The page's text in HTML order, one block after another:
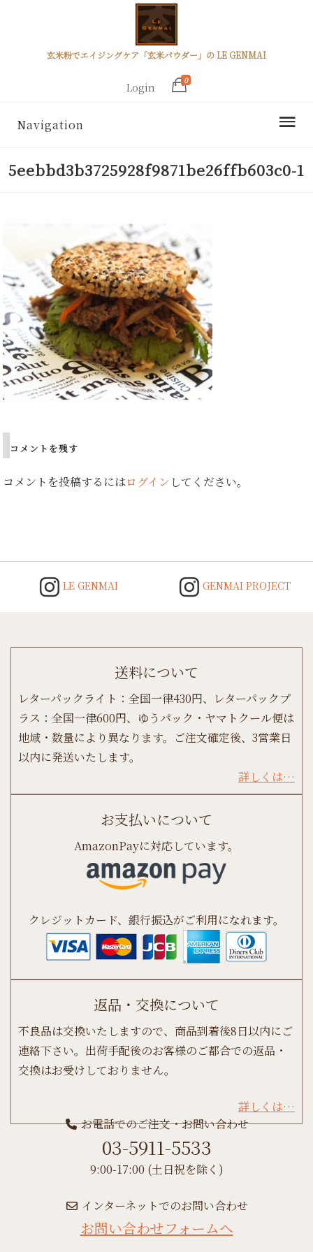
玄米粉でエイジングケア「玄米パウダー」の LE GENMAI
Login
0
Navigation
5eebbd3b3725928f9871be26ffb603c0-1
コメントを残す
コメントを投稿するにはログイン してください。
LE GENMAI GENMAI PROJECT
送料について
レターパックライト：全国一律430円、レターパックプ
ラス：全国一律600円、ゆうパック・ヤマトクール便は
地域・数量により異なります。ご注文確定後、3営業日
以内に発送いたします。
詳しくは…
お支払いについて
AmazonPayに対応しています。
クレジットカード、銀行振込がご利用になれます。
返品・交換について
不良品は交換いたしますので、商品到着後8日以内にご
連絡下さい。出荷手配後のお客様のご都合での返品・
交換はお受けしておりません。
詳しくは…
お電話でのご注文・お問い合わせ
03-5911-5533
9:00-17:00 (土日祝を除く)
インターネットでのお問い合わせ
お問い合わせフォームへ